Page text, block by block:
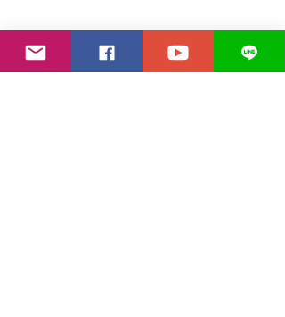
แชร์อีเวนท์นี้